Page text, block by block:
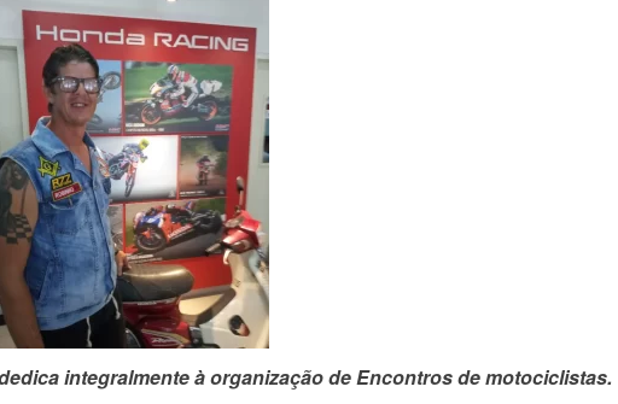
integralmente à organização de Encontros de motociclistas.